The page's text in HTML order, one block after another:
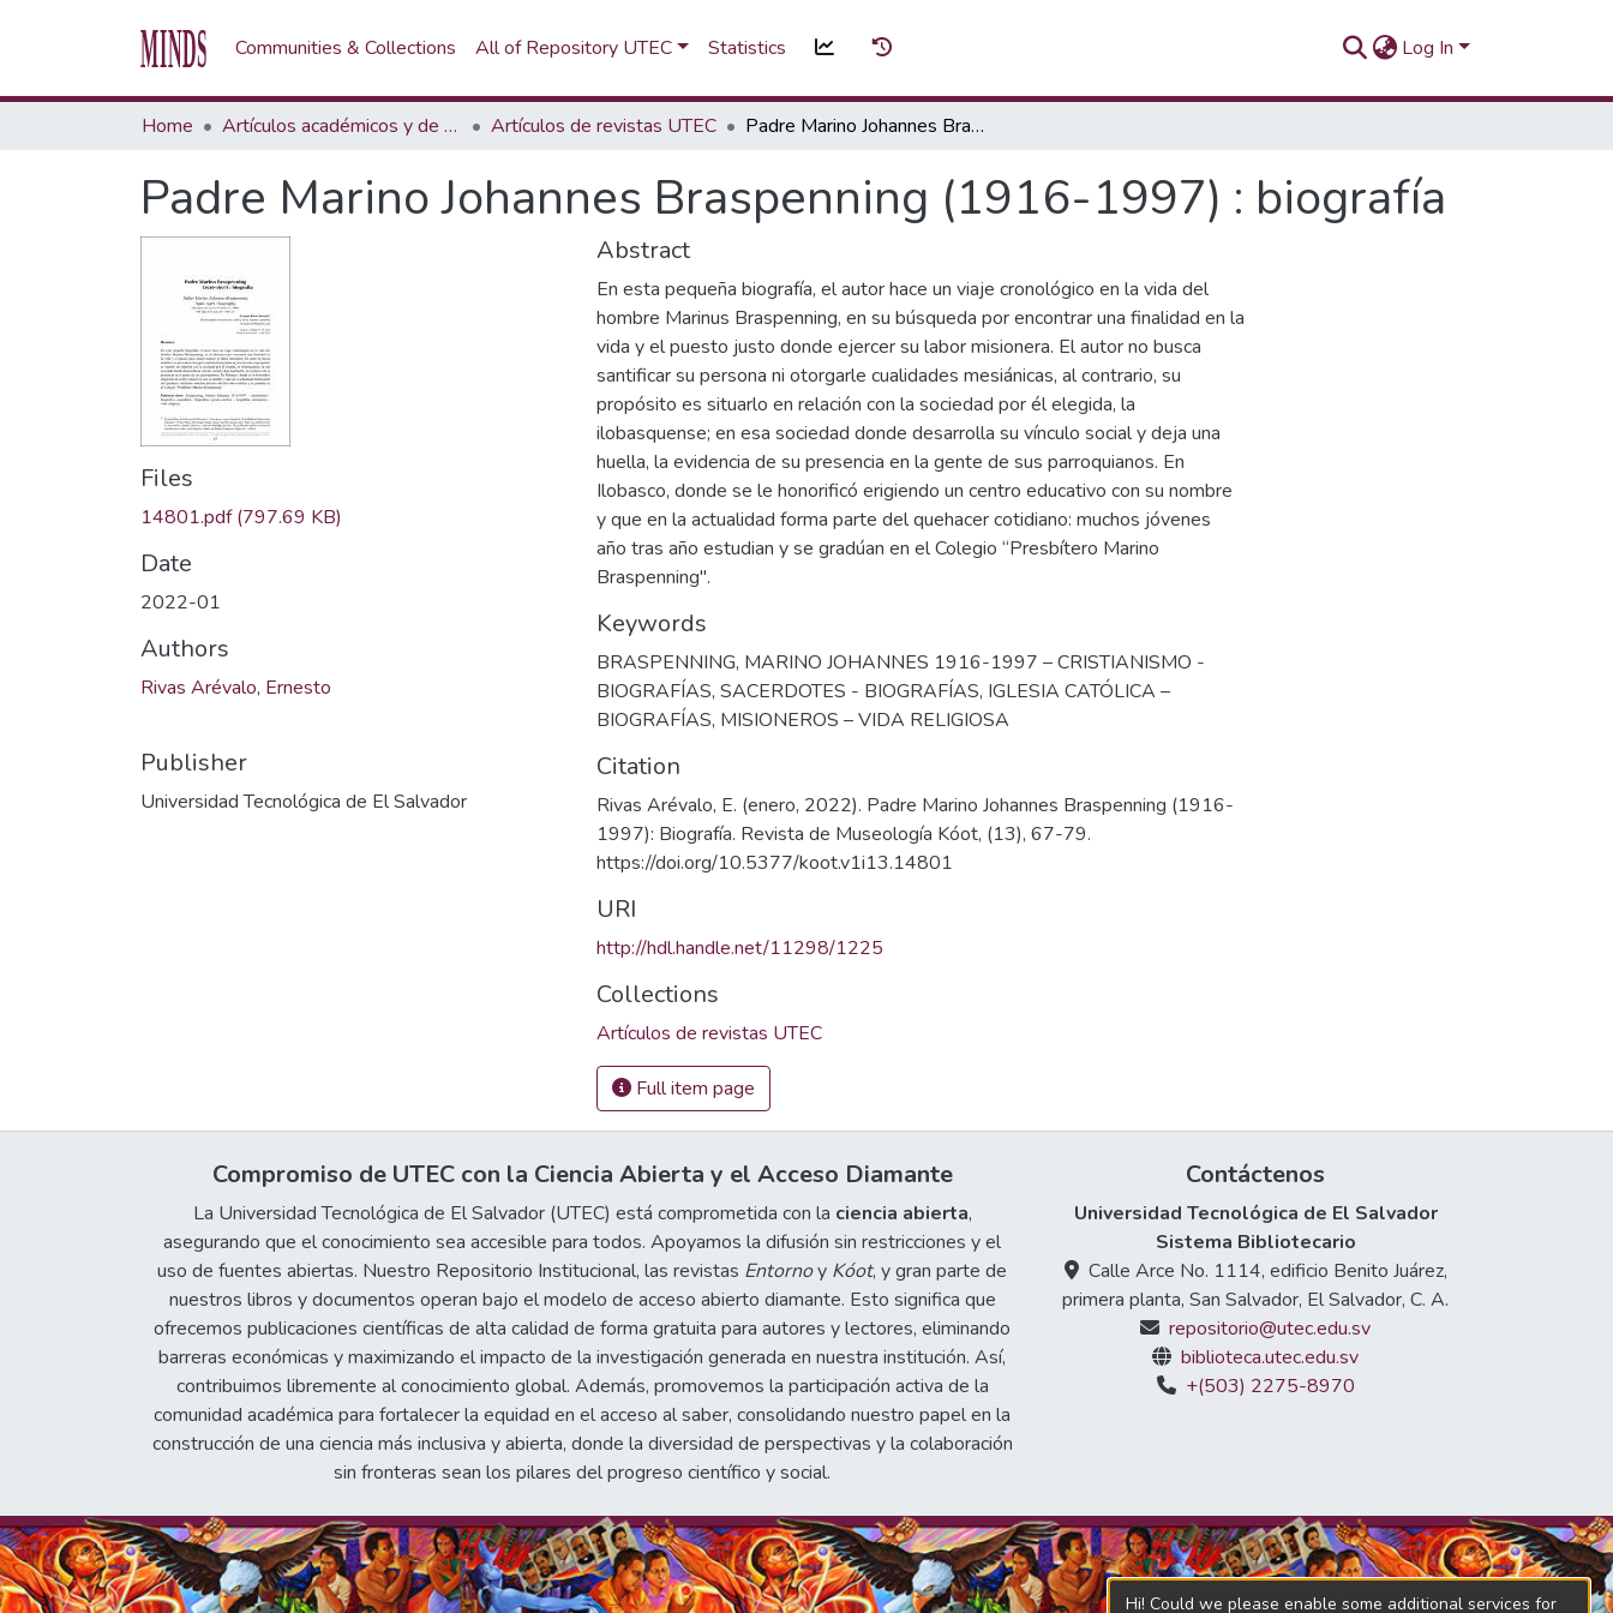
Communities & Collections All of Repository UTEC Statistics Log In
Home Artículos académicos y de opinión Artículos de revistas UTEC Padre Marino Johannes Braspenning (1916-1997) : biografía
Padre Marino Johannes Braspenning (1916-1997) : biografía
Files
14801.pdf(797.69 KB)
Date
2022-01
Authors
Rivas Arévalo, Ernesto
Publisher
Universidad Tecnológica de El Salvador
Abstract
En esta pequeña biografía, el autor hace un viaje cronológico en la vida del
hombre Marinus Braspenning, en su búsqueda por encontrar una finalidad en la
vida y el puesto justo donde ejercer su labor misionera. El autor no busca
santificar su persona ni otorgarle cualidades mesiánicas, al contrario, su
propósito es situarlo en relación con la sociedad por él elegida, la
ilobasquense; en esa sociedad donde desarrolla su vínculo social y deja una
huella, la evidencia de su presencia en la gente de sus parroquianos. En
Ilobasco, donde se le honorificó erigiendo un centro educativo con su nombre
y que en la actualidad forma parte del quehacer cotidiano: muchos jóvenes
año tras año estudian y se gradúan en el Colegio “Presbítero Marino
Braspenning".
Keywords
BRASPENNING, MARINO JOHANNES 1916-1997 – CRISTIANISMO -
BIOGRAFÍAS, SACERDOTES - BIOGRAFÍAS, IGLESIA CATÓLICA –
BIOGRAFÍAS, MISIONEROS – VIDA RELIGIOSA
Citation
Rivas Arévalo, E. (enero, 2022). Padre Marino Johannes Braspenning (1916-
1997): Biografía. Revista de Museología Kóot, (13), 67-79.
https://doi.org/10.5377/koot.v1i13.14801
URI
http://hdl.handle.net/11298/1225
Collections
Artículos de revistas UTEC
Full item page
Compromiso de UTEC con la Ciencia Abierta y el Acceso Diamante
La Universidad Tecnológica de El Salvador (UTEC) está comprometida con la ciencia abierta,
asegurando que el conocimiento sea accesible para todos. Apoyamos la difusión sin restricciones y el
uso de fuentes abiertas. Nuestro Repositorio Institucional, las revistas Entornoy Kóot, y gran parte de
nuestros libros y documentos operan bajo el modelo de acceso abierto diamante. Esto significa que
ofrecemos publicaciones científicas de alta calidad de forma gratuita para autores y lectores, eliminando
barreras económicas y maximizando el impacto de la investigación generada en nuestra institución. Así,
contribuimos libremente al conocimiento global. Además, promovemos la participación activa de la
comunidad académica para fortalecer la equidad en el acceso al saber, consolidando nuestro papel en la
construcción de una ciencia más inclusiva y abierta, donde la diversidad de perspectivas y la colaboración
sin fronteras sean los pilares del progreso científico y social.
Contáctenos
Universidad Tecnológica de El Salvador
Sistema Bibliotecario
Calle Arce No. 1114, edificio Benito Juárez,
primera planta, San Salvador, El Salvador, C. A.
repositorio@utec.edu.sv
biblioteca.utec.edu.sv
+(503) 2275-8970
Hi! Could we please enable some additional services for